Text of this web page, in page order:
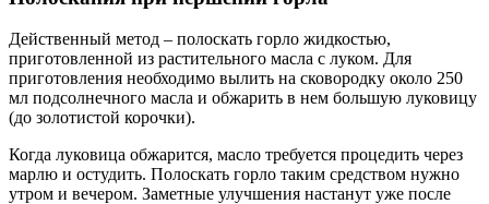
Действенный метод – полоскать горло жидкостью,
приготовленной из растительного масла с луком. Для
приготовления необходимо вылить на сковородку около 250
мл подсолнечного масла и обжарить в нем большую луковицу
(до золотистой корочки).
Когда луковица обжарится, масло требуется процедить через
марлю и остудить. Полоскать горло таким средством нужно
утром и вечером. Заметные улучшения настанут уже после